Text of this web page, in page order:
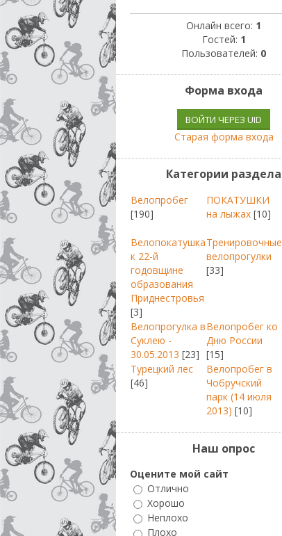
Онлайн всего: 1
Гостей: 1
Пользователей: 0
Форма входа
ВОЙТИ ЧЕРЕЗ UID
Старая форма входа
Категории раздела
Велопробег
[190]
ПОКАТУШКИ
на лыжах [10]
Велопокатушка
к 22-й
годовщине
образования
Приднестровья
[3]
Тренировочные
велопрогулки
[33]
Велопрогулка в
Суклею -
30.05.2013 [23]
Велопробег ко
Дню России
[15]
Турецкий лес
[46]
Велопробег в
Чобручский
парк (14 июля
2013) [10]
Наш опрос
Оцените мой сайт
Отлично
Хорошо
Неплохо
Плохо